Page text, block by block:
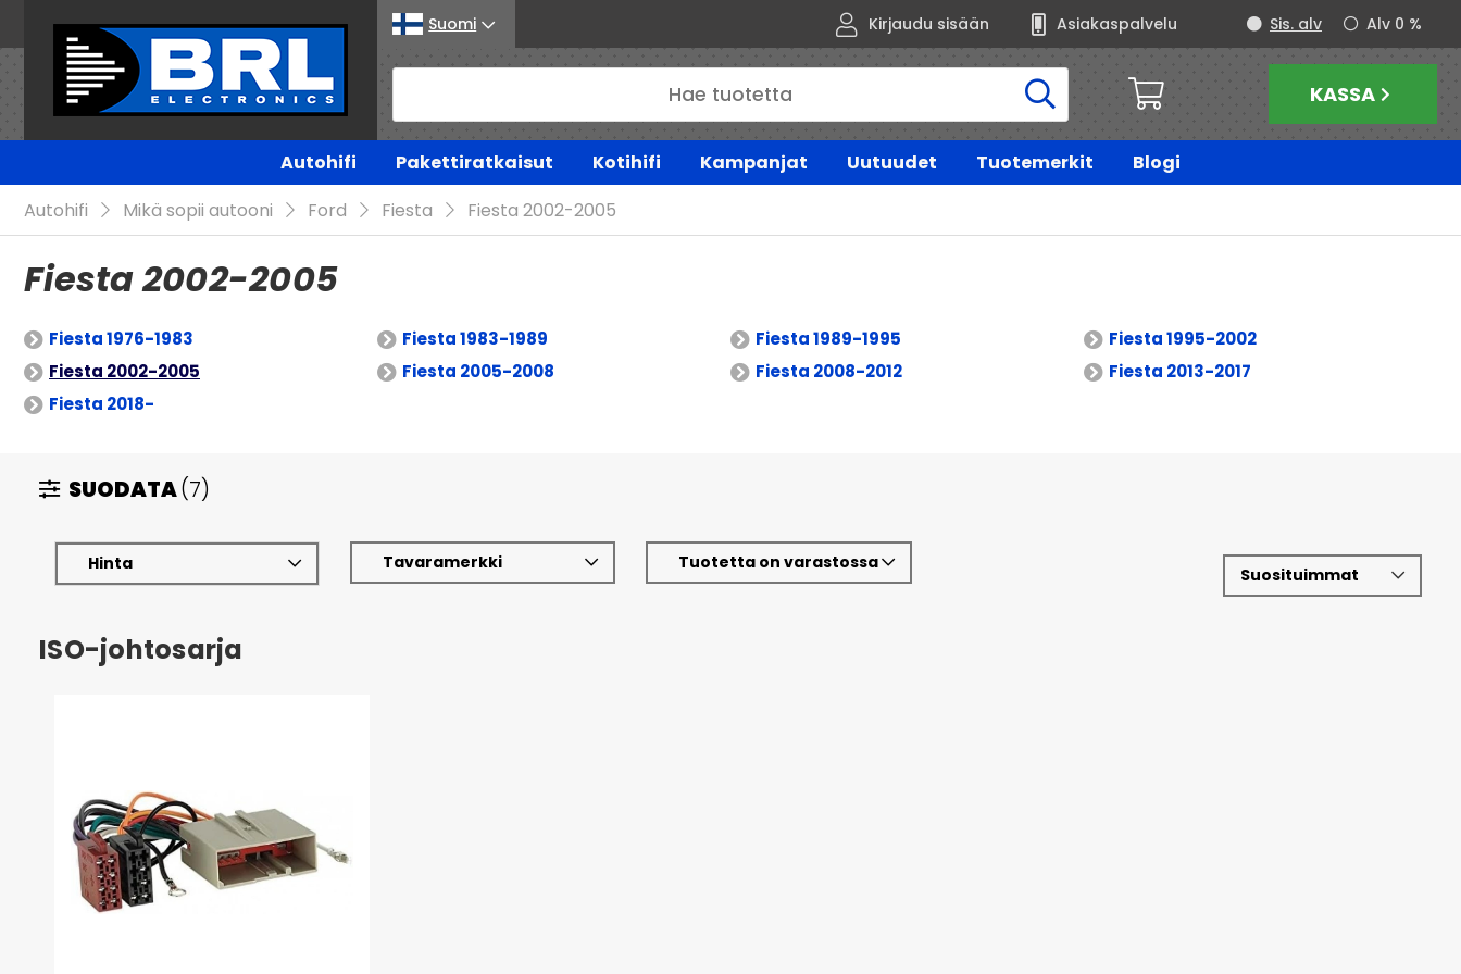
Suomi Kirjaudu sisään Asiakaspalvelu Alv 0 %
Sis. alv
KASSA
Autohifi Pakettiratkaisut Kotihifi Kampanjat Uutuudet Tuotemerkit
Blogi
Autohifi
Mikä sopii autooni Ford Fiesta Fiesta 2002-2005
Fiesta 2002-2005
Fiesta 1976-1983 Fiesta 1983-1989 Fiesta 1989-1995
Fiesta 1995-2002
Fiesta 2002-2005
Fiesta 2005-2008 Fiesta 2008-2012
Fiesta 2013-2017
Fiesta 2018-
SUODATA(7)
Hinta Tavaramerkki Tuotetta on varastossa
ISO-johtosarja